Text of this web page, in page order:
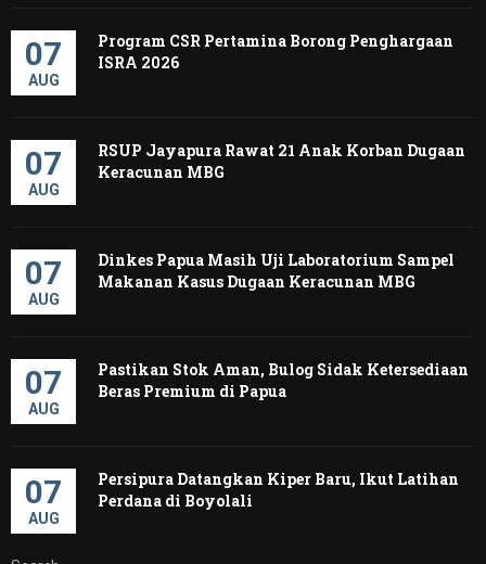
07
AUG
Program CSR Pertamina Borong Penghargaan
ISRA 2026
07
AUG
RSUP Jayapura Rawat 21 Anak Korban Dugaan
Keracunan MBG
07
AUG
Dinkes Papua Masih Uji Laboratorium Sampel
Makanan Kasus Dugaan Keracunan MBG
07
AUG
Pastikan Stok Aman, Bulog Sidak Ketersediaan
Beras Premium di Papua
07
AUG
Persipura Datangkan Kiper Baru, Ikut Latihan
Perdana di Boyolali